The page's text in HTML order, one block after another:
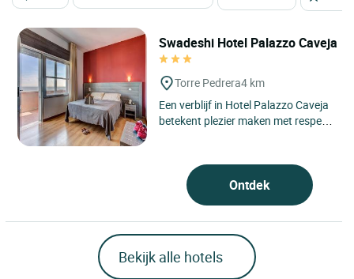
Swadeshi Hotel Palazzo Caveja
Torre Pedrera4 km
Een verblijf in Hotel Palazzo Caveja
betekent plezier maken met respect
Ontdek
Bekijk alle hotels